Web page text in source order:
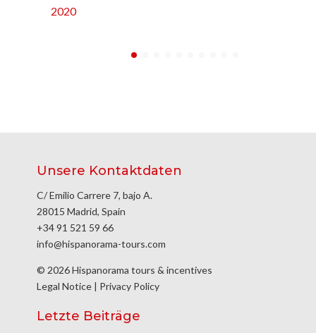
2020
Unsere Kontaktdaten
C/ Emilio Carrere 7, bajo A.
28015 Madrid, Spain
+34 91 521 59 66
info@hispanorama-tours.com
© 2026 Hispanorama tours & incentives
Legal Notice | Privacy Policy
Letzte Beiträge